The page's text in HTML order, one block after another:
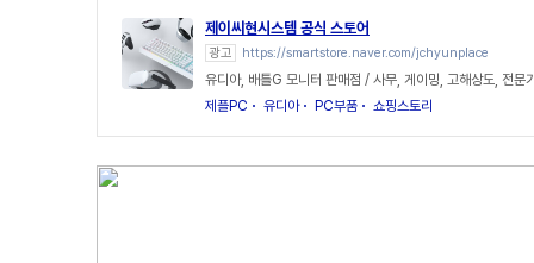
제이씨현시스템 공식 스토어
광고 https://smartstore.naver.com/jchyunplace
유디아, 배틀G 모니터 판매점 / 사무, 게이밍, 고해상도, 전문
제플PC
유디아 PC부품 쇼핑스토리